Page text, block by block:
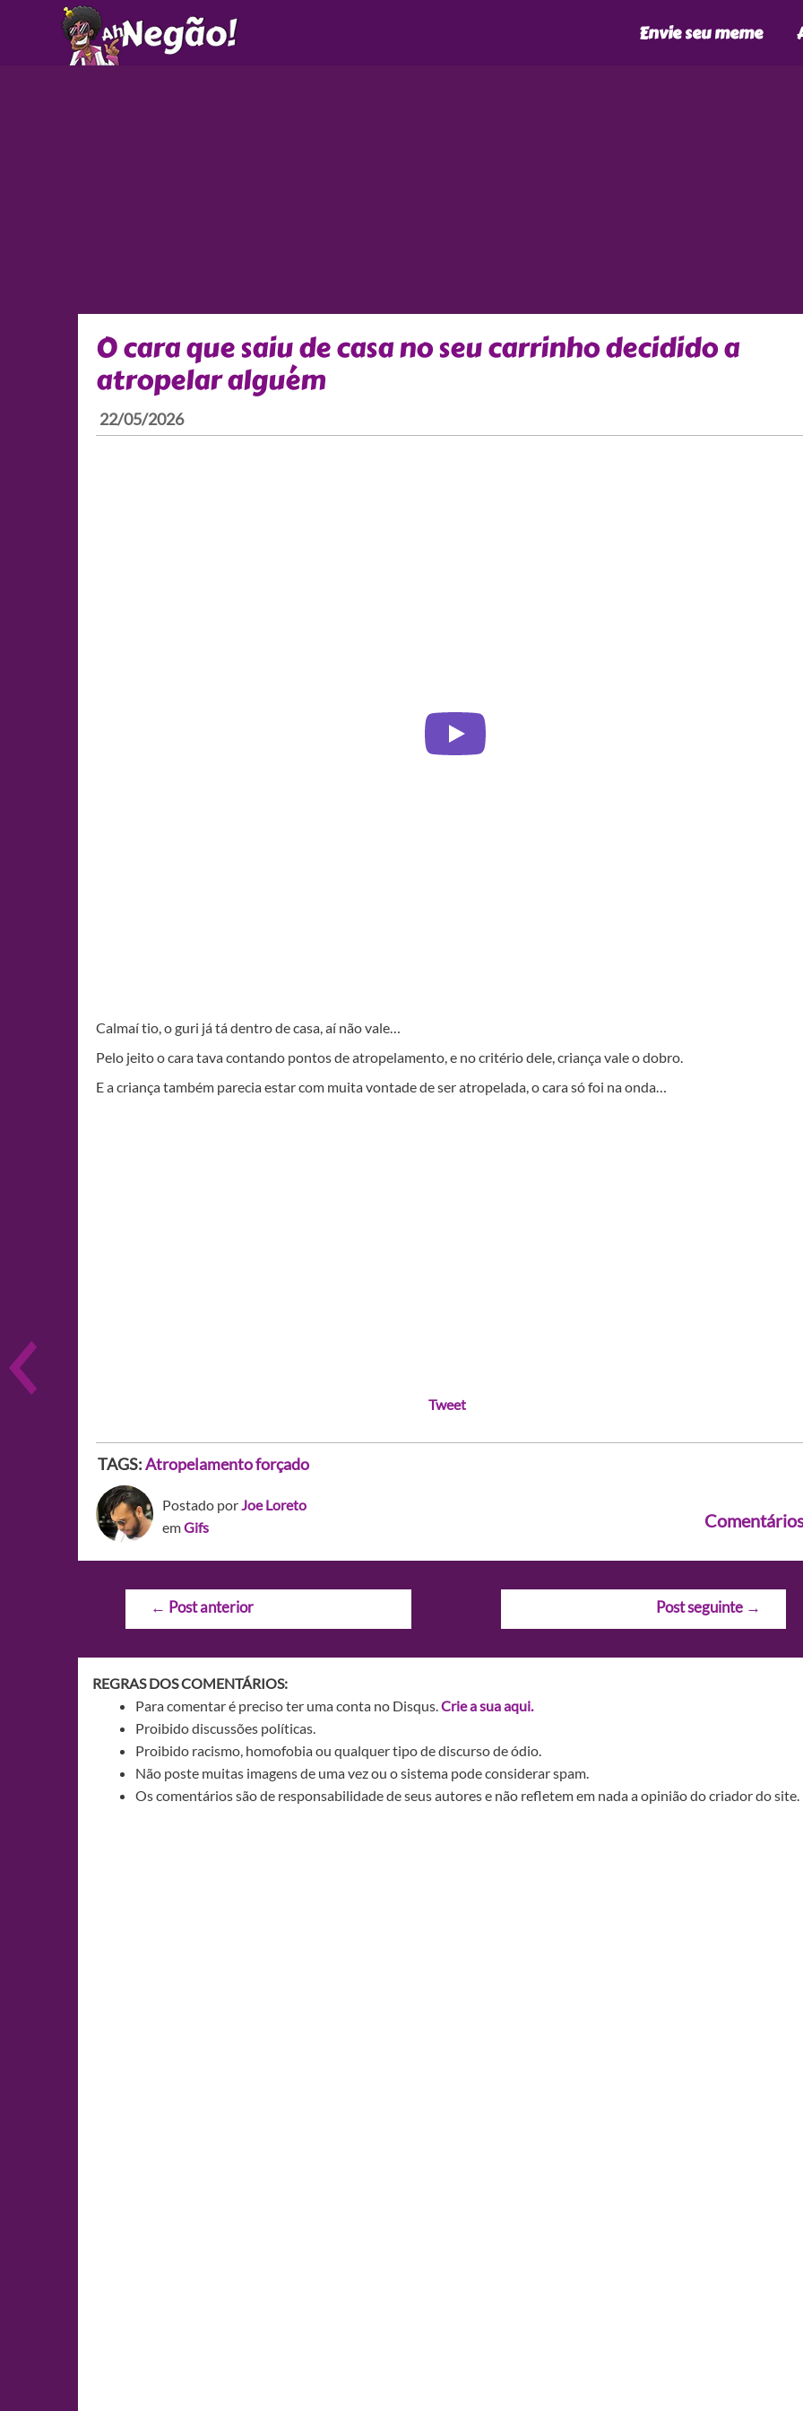
Envie seu meme
O cara que saiu de casa no seu carrinho decidido a
atropelar alguém
22/05/2026
Calmaí tio, o guri já tá dentro de casa, aí não vale…
Pelo jeito o cara tava contando pontos de atropelamento, e no critério dele, criança vale o dobro.
E a criança também parecia estar com muita vontade de ser atropelada, o cara só foi na onda…
Tweet
TAGS:Atropelamento forçado
Postado porJoe Loreto
emGifs
Navegação
← Post anterior Post seguinte →
REGRAS DOS COMENTÁRIOS:
Para comentar é preciso ter uma conta no Disqus.Crie a sua aqui.
Proibido discussões políticas.
Proibido racismo, homofobia ou qualquer tipo de discurso de ódio.
Não poste muitas imagens de uma vez ou o sistema pode considerar spam.
Os comentários são de responsabilidade de seus autores e não refletem em nada a opinião do criador do site.